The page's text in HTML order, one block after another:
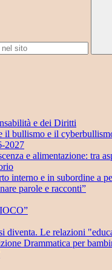
e dei Diritti
il bullismo e il
2027
e alimentazione: tra
interno e in subordine a
parole e racconti”
Le relazioni
Drammatica per